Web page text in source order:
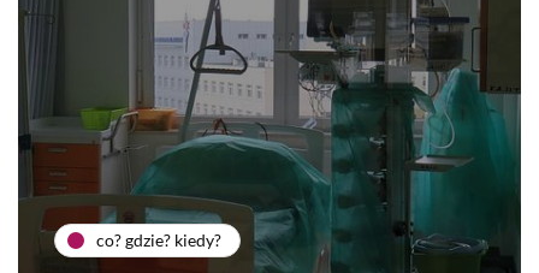
co? gdzie? kiedy?